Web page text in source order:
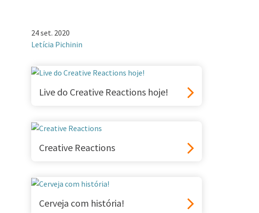
24 set. 2020
Letícia Pichinin
Live do Creative Reactions hoje!
Creative Reactions
Cerveja com história!